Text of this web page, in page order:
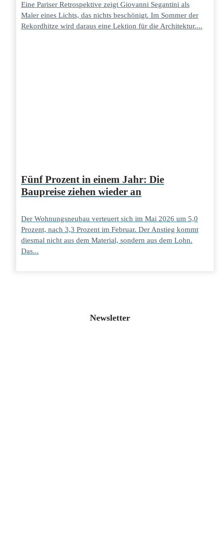
Eine Pariser Retrospektive zeigt Giovanni Segantini als
Maler eines Lichts, das nichts beschönigt. Im Sommer der
Rekordhitze wird daraus eine Lektion für die Architektur....
Fünf Prozent in einem Jahr: Die
Baupreise ziehen wieder an
Der Wohnungsneubau verteuert sich im Mai 2026 um 5,0
Prozent, nach 3,3 Prozent im Februar. Der Anstieg kommt
diesmal nicht aus dem Material, sondern aus dem Lohn.
Das...
Newsletter